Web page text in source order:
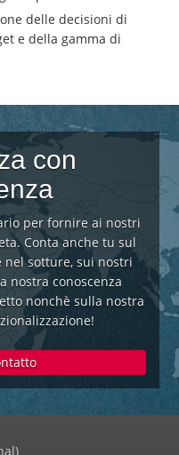
delle decisioni di
e della gamma di
con
per fornire ai nostri
Conta anche tu sul
sotture, sui nostri
nostra conoscenza
nonchè sulla nostra